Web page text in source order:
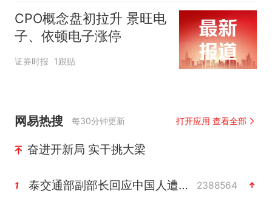
CPO概念盘初拉升 景旺电
子、依顿电子涨停
证券时报 1跟贴
网易热搜 每30分钟更新 打开应用 查看全部
奋进开新局 实干挑大梁
1 泰交通部副部长回应中国人遭歧视手势 2388564